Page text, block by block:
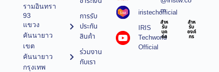
รามอินทรา
93
แขวง
คันนายาว
เขต
คันนายาว
กรุงเทพ
การรับ
ประกัน
สินค้า
ร่วมงาน
กับเรา
iristechofficial
IRIS
Techworld
Official
m
สำห
รับ
บุค
คล
สำห
รับ
องค์
กร